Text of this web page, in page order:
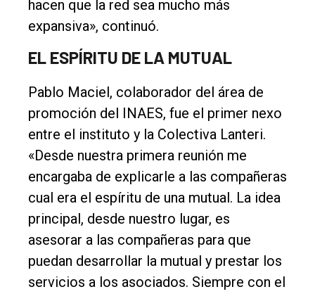
hacen que la red sea mucho más
expansiva», continuó.
EL ESPÍRITU DE LA MUTUAL
Pablo Maciel, colaborador del área de
promoción del INAES, fue el primer nexo
entre el instituto y la Colectiva Lanteri.
«Desde nuestra primera reunión me
encargaba de explicarle a las compañeras
cual era el espíritu de una mutual. La idea
principal, desde nuestro lugar, es
asesorar a las compañeras para que
puedan desarrollar la mutual y prestar los
servicios a los asociados. Siempre con el